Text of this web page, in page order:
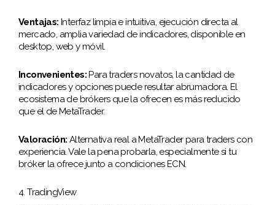
Ventajas: Interfaz limpia e intuitiva, ejecución directa al
mercado, amplia variedad de indicadores, disponible en
desktop, web y móvil.
Inconvenientes:Para traders novatos, la cantidad de
indicadores y opciones puede resultar abrumadora. El
ecosistema de brókers que la ofrecen es más reducido
que el de MetaTrader.
Valoración: Alternativa real a MetaTrader para traders con
experiencia. Vale la pena probarla, especialmente si tu
bróker la ofrece junto a condiciones ECN.
4. TradingView